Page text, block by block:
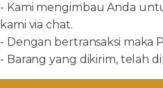
- Kami mengimbau Anda
kami via chat.
- Dengan bertransaksi maka
- Barang yang dikirim, telah